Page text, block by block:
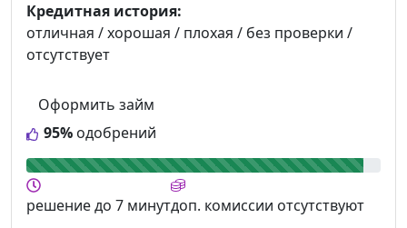
95% одобрений
Оформить займ
Кредитная история:
отличная / хорошая / плохая / без проверки /
отсутствует
решениедо 7 минутдоп. комиссии отсутствуют